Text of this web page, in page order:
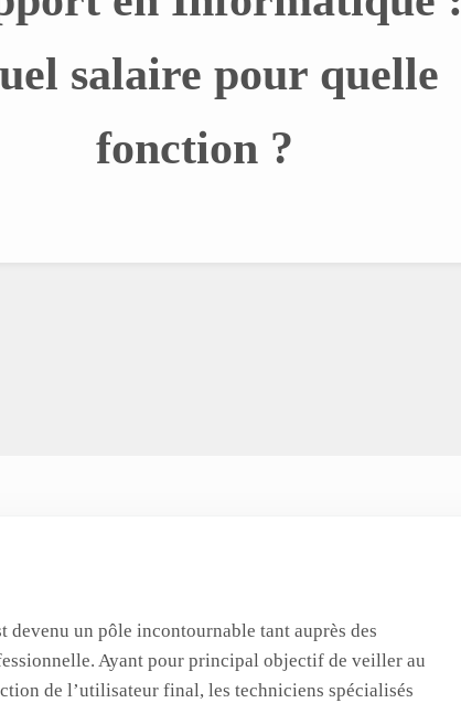
salaire pour quelle
fonction ?
devenu un pôle incontournable tant auprès des
Ayant pour principal objectif de veiller au
de l’utilisateur final, les techniciens spécialisés